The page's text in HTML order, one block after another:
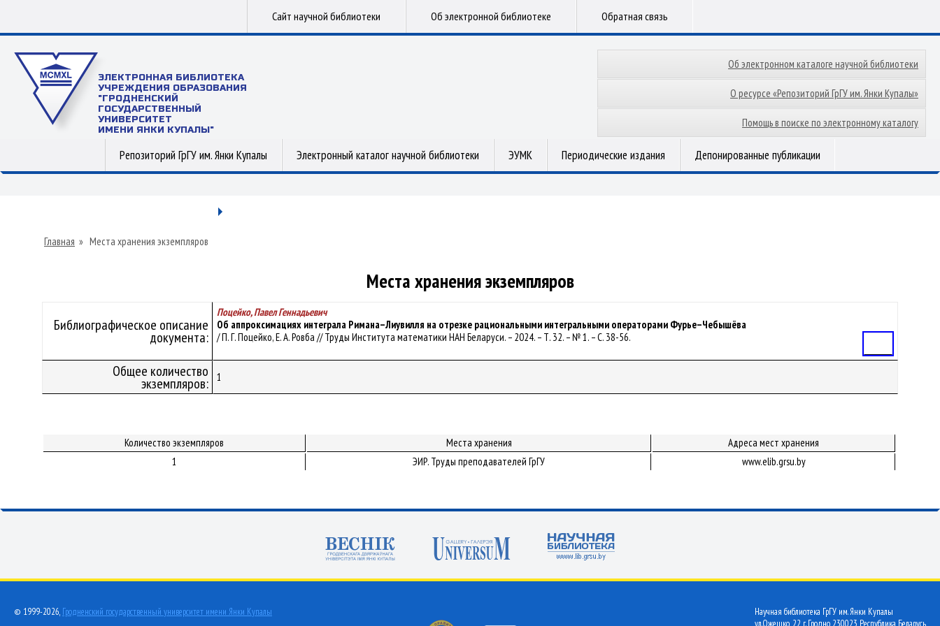
Сайт научной библиотеки Об электронной библиотеке Обратная связь
ЭЛЕКТРОННАЯ БИБЛИОТЕКА
УЧРЕЖДЕНИЯ ОБРАЗОВАНИЯ
"ГРОДНЕНСКИЙ
ГОСУДАРСТВЕННЫЙ
УНИВЕРСИТЕТ
ИМЕНИ ЯНКИ КУПАЛЫ"
Об электронном каталоге научной библиотеки
О ресурсе «Репозиторий ГрГУ им. Янки Купалы»
Помощь в поиске по электронному каталогу
Репозиторий ГрГУ им. Янки Купалы Электронный каталог научной библиотеки ЭУМК Периодические издания Депонированные публикации
Главная » Места хранения экземпляров
Места хранения экземпляров
Библиографическое описание
документа:
Поцейко, Павел Геннадьевич
Об аппроксимациях интеграла Римана–Лиувилля на отрезке рациональными интегральными операторами Фурье–Чебышёва
/ П. Г. Поцейко, Е. А. Ровба // Труды Института математики НАН Беларуси. – 2024. – Т. 32. – № 1. – С. 38-56.
Общее количество
экземпляров: 1
Количество экземпляров Места хранения
Адреса мест хранения
1
ЭИР. Труды преподавателей ГрГУ www.elib.grsu.by
© 1999-2026, Гродненский государственный университет имени Янки Купалы
Научная библиотека ГрГУ им. Янки Купалы
ул.Ожешко, 22 г. Гродно 230023 Республика Беларусь